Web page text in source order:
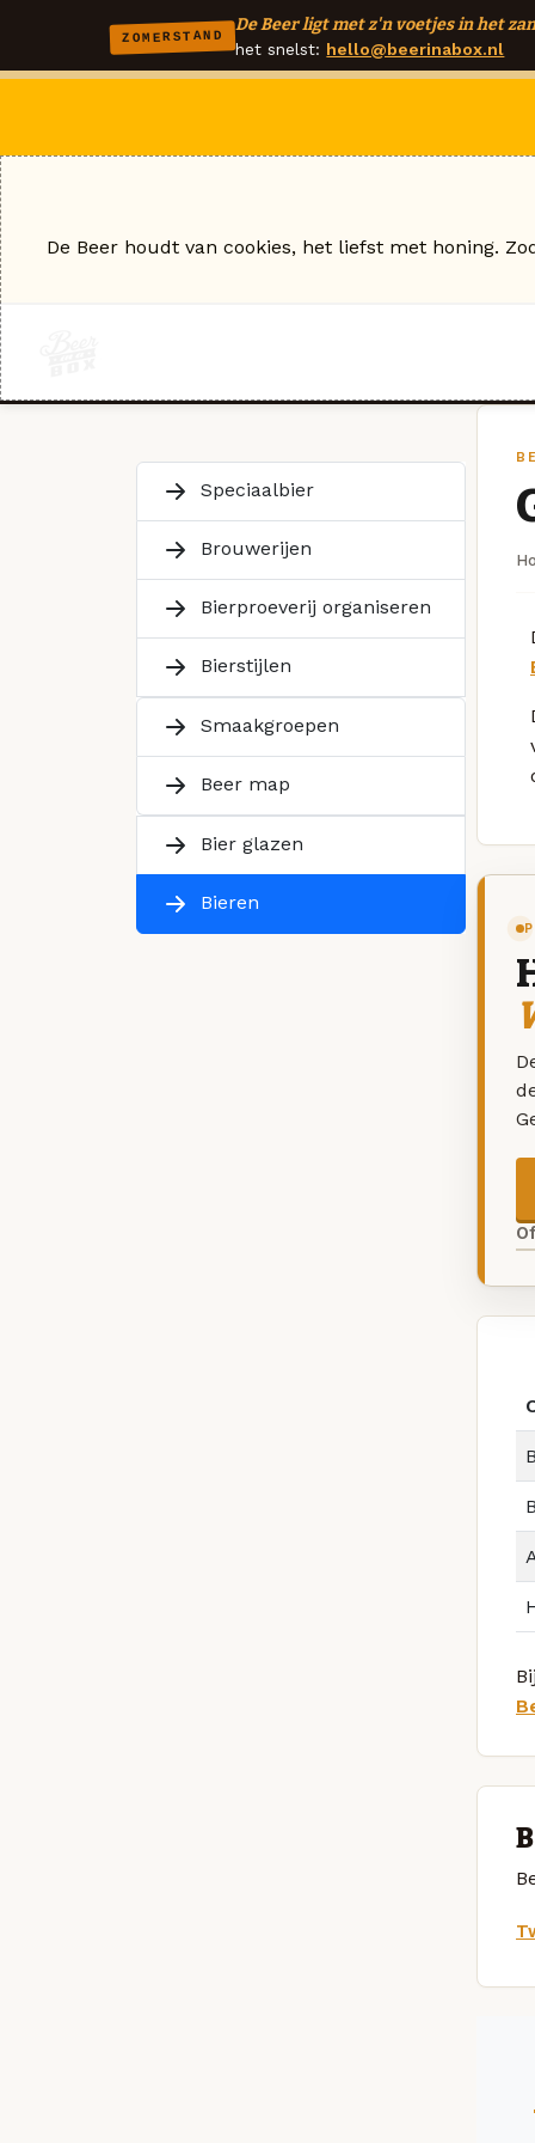
ZOMERSTAND
De Beer ligt met z'n voetjes in het
het snelst: hello@beerinabox.nl
Speciaalbier
Brouwerijen
Bierproeverij organiseren
Bierstijlen
Smaakgroepen
Beer map
Bier glazen
Bieren
De Beer houdt van cookies, het liefst met honing.